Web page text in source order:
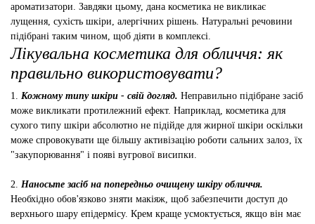
ароматизатори. Завдяки цьому, дана косметика не викликає
лущення, сухість шкіри, алергічних рішень. Натуральні речовини
підібрані таким чином, щоб діяти в комплексі.
Лікувальна косметика для обличчя: як
правильно використовувати?
1. Кожному типу шкіри - свій догляд. Неправильно підібране засіб
може викликати протилежний ефект. Наприклад, косметика для
сухого типу шкіри абсолютно не підійде для жирної шкіри оскільки
може спровокувати ще більшу активізацію роботи сальних залоз, їх
"закупорювання" і появі вугрової висипки.
2.
Наносьте засіб на попередньо очищену шкіру обличчя.
Необхідно обов'язково зняти макіяж, щоб забезпечити доступ до
верхнього шару епідермісу. Крем краще усмоктується, якщо він має